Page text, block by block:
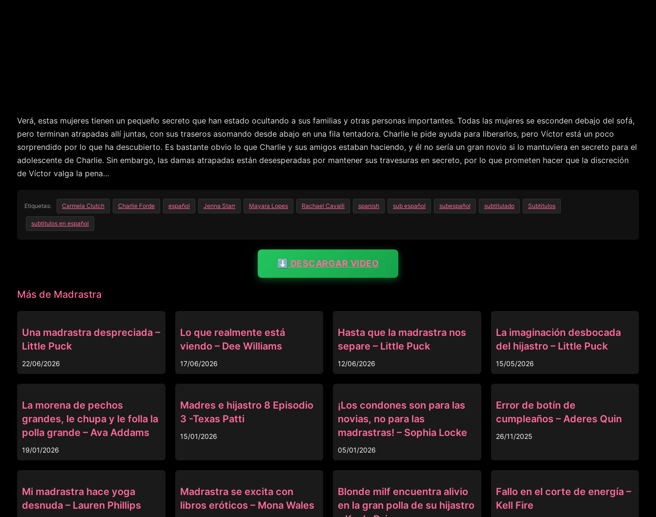
Verá, estas mujeres tienen un pequeño secreto que han estado ocultando a sus familias y otras personas importantes. Todas las mujeres se esconden debajo del sofá,
pero terminan atrapadas allí juntas, con sus traseros asomando desde abajo en una fila tentadora. Charlie le pide ayuda para liberarlos, pero Víctor está un poco
sorprendido por lo que ha descubierto. Es bastante obvio lo que Charlie y sus amigos estaban haciendo, y él no sería un gran novio si lo mantuviera en secreto para el
adolescente de Charlie. Sin embargo, las damas atrapadas están desesperadas por mantener sus travesuras en secreto, por lo que prometen hacer que la discreción
de Víctor valga la pena…
Etiquetas: Carmela Clutch Charlie Forde español Jenna Starr Mayara Lopes Rachael Cavalli spanish sub español subespañol subtitulado Subtitulos
subtitulos en español
⬇️ DESCARGAR VIDEO
Más de Madrastra
Una madrastra despreciada –
Little Puck
22/06/2026
Lo que realmente está
viendo – Dee Williams
17/06/2026
Hasta que la madrastra nos
separe – Little Puck
12/06/2026
La imaginación desbocada
del hijastro – Little Puck
15/05/2026
La morena de pechos
grandes, le chupa y le folla la
polla grande – Ava Addams
19/01/2026
Madres e hijastro 8 Episodio
3 -Texas Patti
15/01/2026
¡Los condones son para las
novias, no para las
madrastras! – Sophia Locke
05/01/2026
Error de botín de
cumpleaños – Aderes Quin
26/11/2025
Mi madrastra hace yoga
desnuda – Lauren Phillips
Madrastra se excita con
libros eróticos – Mona Wales
Blonde milf encuentra alivio
en la gran polla de su hijastro
Fallo en el corte de energía –
Kell Fire